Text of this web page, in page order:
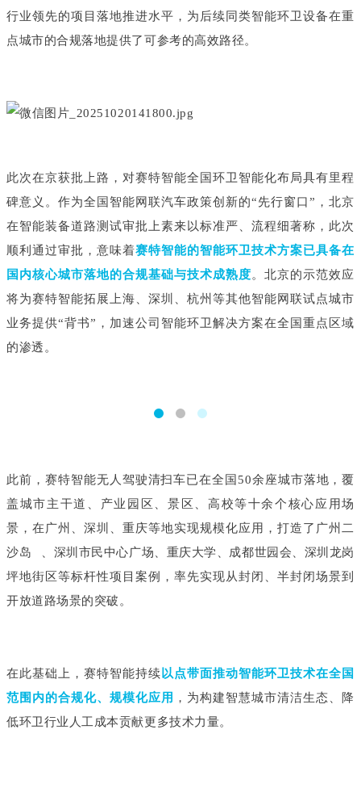
行业领先的项目落地推进水平，为后续同类智能环卫设备在重
点城市的合规落地提供了可参考的高效路径。
此次在京获批上路，对赛特智能全国环卫智能化布局具有里程
碑意义。作为全国智能网联汽车政策创新的“先行窗口”，北京
在智能装备道路测试审批上素来以标准严、流程细著称，此次
顺利通过审批，意味着赛特智能的智能环卫技术方案已具备在
国内核心城市落地的合规基础与技术成熟度。北京的示范效应
将为赛特智能拓展上海、深圳、杭州等其他智能网联试点城市
业务提供“背书”，加速公司智能环卫解决方案在全国重点区域
的渗透。
此前，赛特智能无人驾驶清扫车已在全国50余座城市落地，覆
盖城市主干道、产业园区、景区、高校等十余个核心应用场
景，在广州、深圳、重庆等地实现规模化应用，打造了广州二
沙岛
、深圳市民中心广场、重庆大学、成都世园会、深圳龙岗
坪地街区等标杆性项目案例，率先实现从封闭、半封闭场景到
开放道路场景的突破。
在此基础上，赛特智能持续以点带面推动智能环卫技术在全国
范围内的合规化、规模化应用 ，为构建智慧城市清洁生态、降
低环卫行业人工成本贡献更多技术力量。